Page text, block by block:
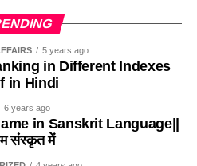
Jackal
Mongoose
संस्कृत में (Pet
संस्कृतभाषेति
आसीत् ।
स्म ।
सुलभा, शोभना, गरिमामयी च वाणी।
5 years ago
in Different Indexes
in Hindi
6 years ago
in Sanskrit Language||
संस्कृत में